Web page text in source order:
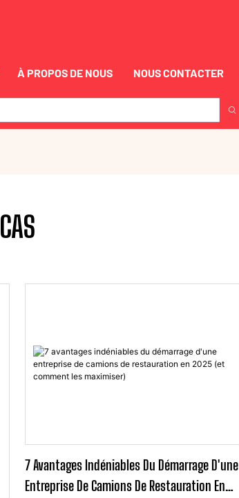
À PROPOS DE NOUS NOUS CONTACTER
CAS
7 Avantages Indéniables Du Démarrage D'une
Entreprise De Camions De Restauration En